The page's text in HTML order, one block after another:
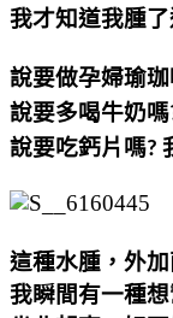
我才知道我腫
說要做孕婦瑜
說要多喝牛奶嗎
說要吃鈣片嗎?
這種水腫 ，外
我瞬間有一種